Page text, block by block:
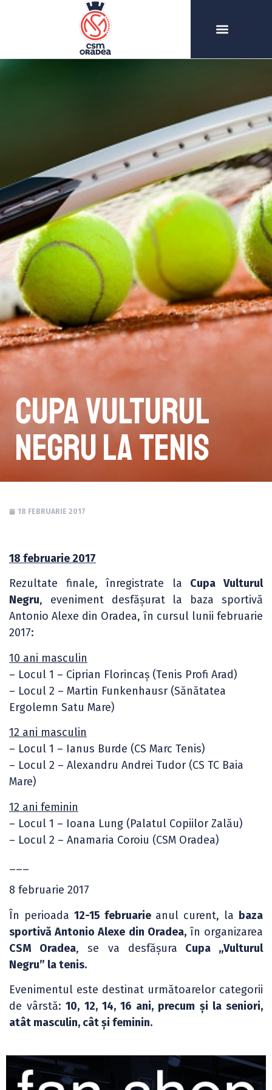
Cupa Vulturul
Negru la tenis
18 FEBRUARIE 2017
18 februarie 2017
Rezultate finale, înregistrate la Cupa Vulturul
Negru, eveniment desfășurat la baza sportivă
Antonio Alexe din Oradea, în cursul lunii februarie
2017:
10 ani masculin
– Locul 1 – Ciprian Florincaș (Tenis Profi Arad)
– Locul 2 – Martin Funkenhausr (Sănătatea
Ergolemn Satu Mare)
12 ani masculin
– Locul 1 – Ianus Burde (CS Marc Tenis)
– Locul 2 – Alexandru Andrei Tudor (CS TC Baia
Mare)
12 ani feminin
– Locul 1 – Ioana Lung (Palatul Copiilor Zalău)
– Locul 2 – Anamaria Coroiu (CSM Oradea)
8 februarie 2017
În perioada 12-15 februarieanul curent, la baza
sportivă Antonio Alexe din Oradea,în organizarea
CSM Oradea, se va desfășura Cupa „Vulturul
Negru” la tenis.
Evenimentul este destinat următoarelor categorii
de vârstă: 10, 12, 14, 16 ani, precum și la seniori,
atât masculin, cât și feminin.